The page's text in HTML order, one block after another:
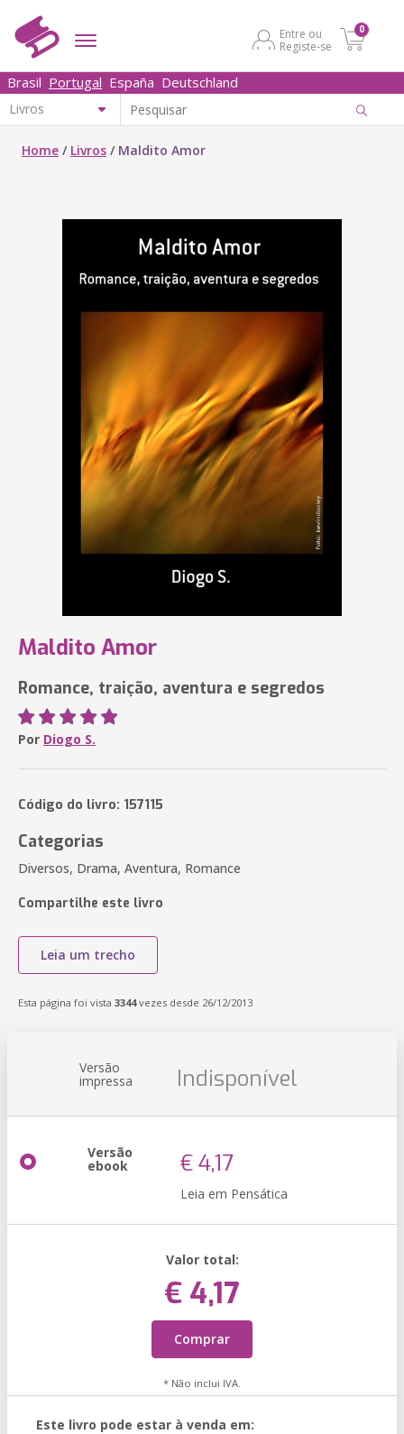
Entre ou
Registe-se
0
Brasil Portugal España Deutschland
Home / Livros / Maldito Amor
Maldito Amor
Romance, traição, aventura e segredos
Por Diogo S.
Código do livro: 157115
Categorias
Diversos, Drama, Aventura, Romance
Compartilhe este livro
Leia um trecho
Esta página foi vista 3344vezes desde 26/12/2013
Versão
impressa Indisponível
Versão
ebook € 4,17
Leia em Pensática
Valor total:
€ 4,17
Comprar
* Não inclui IVA.
Este livro pode estar à venda em: